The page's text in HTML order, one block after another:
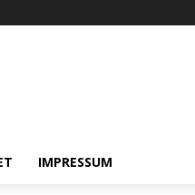
IMPRESSUM